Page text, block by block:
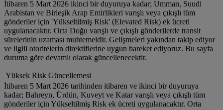
İtibaren 5 Mart 2026 ikinci bir duyuruya kadar; Umman, Suudi
Arabistan ve Birleşik Arap Emirlikleri varışlı veya çıkışlı tüm
gönderiler için 'Yükseltilmiş Risk' (Elevated Risk) ek ücreti
uygulanacaktır. Orta Doğu varışlı ve çıkışlı gönderilerde transit
sürelerinin uzaması muhtemeldir. Gelişmeleri yakından takip ediyor
ve ilgili otoritelerin direktiflerine uygun hareket ediyoruz. Bu sayfa
duruma göre devamlı olarak güncellenecektir.
Yüksek Risk Güncellemesi
İtibaren 5 Mart 2026 tarihinden itibaren ve ikinci bir duyuruya
kadar; Bahreyn, Ürdün, Kuveyt ve Katar varışlı veya çıkışlı tüm
gönderiler için Yükseltilmiş Risk ek ücreti uygulanacaktır. Orta